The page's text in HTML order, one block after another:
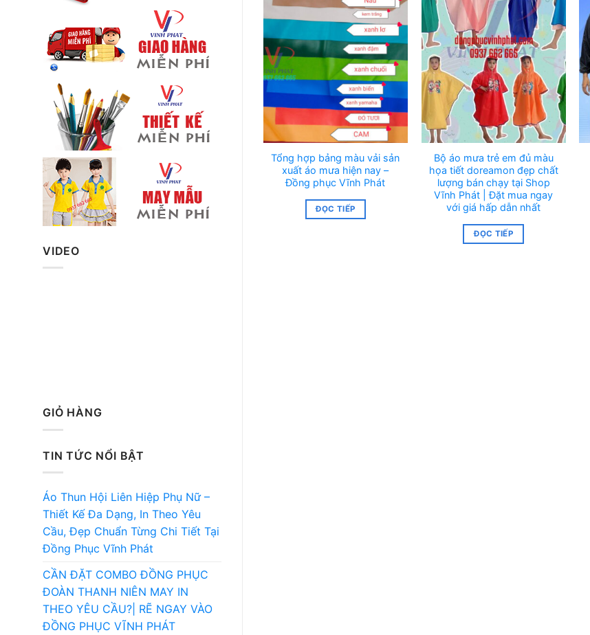
VIDEO
GIỎ HÀNG
TIN TỨC NỔI BẬT
Áo Thun Hội Liên Hiệp Phụ Nữ –
Thiết Kế Đa Dạng, In Theo Yêu
Cầu, Đẹp Chuẩn Từng Chi Tiết Tại
Đồng Phục Vĩnh Phát
CẦN ĐẶT COMBO ĐỒNG PHỤC
ĐOÀN THANH NIÊN MAY IN
THEO YÊU CẦU?| RẼ NGAY VÀO
ĐỒNG PHỤC VĨNH PHÁT
Tổng hợp bảng màu vải sản
xuất áo mưa hiện nay –
Đồng phục Vĩnh Phát
ĐỌC TIẾP
Bộ áo mưa trẻ em đủ màu
họa tiết doreamon đẹp chất
lượng bán chạy tại Shop
Vĩnh Phát | Đặt mua ngay
với giá hấp dẫn nhất
ĐỌC TIẾP